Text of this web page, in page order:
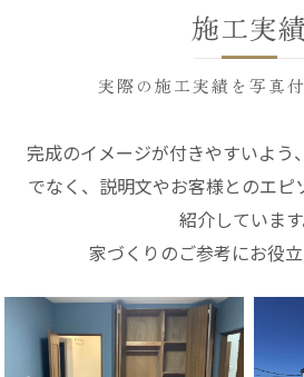
実際の施工実績を写真
施工実績
完成のイメージが付きやすいよう
でなく、説明文やお客様とのエピ
紹介しています
家づくりのご参考にお役立